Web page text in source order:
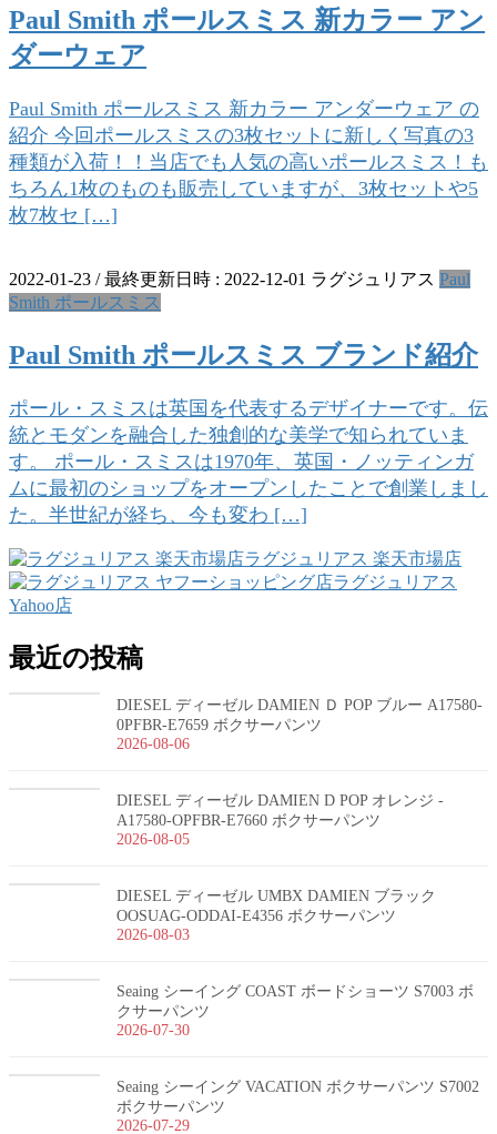
Paul Smith ポールスミス 新カラー アン
ダーウェア
Paul Smith ポールスミス 新カラー アンダーウェア の
紹介 今回ポールスミスの3枚セットに新しく写真の3
種類が入荷！！当店でも人気の高いポールスミス！も
ちろん1枚のものも販売していますが、3枚セットや5
枚7枚セ […]
2022-01-23 / 最終更新日時 : 2022-12-01 ラグジュリアス Paul
Smith ポールスミス
Paul Smith ポールスミス ブランド紹介
ポール・スミスは英国を代表するデザイナーです。伝
統とモダンを融合した独創的な美学で知られていま
す。 ポール・スミスは1970年、英国・ノッティンガ
ムに最初のショップをオープンしたことで創業しまし
た。半世紀が経ち、今も変わ […]
ラグジュリアス 楽天市場店
ラグジュリアス
Yahoo店
最近の投稿
DIESEL ディーゼル DAMIEN Ｄ POP ブルー A17580-
0PFBR-E7659 ボクサーパンツ
2026-08-06
DIESEL ディーゼル DAMIEN D POP オレンジ -
A17580-OPFBR-E7660 ボクサーパンツ
2026-08-05
DIESEL ディーゼル UMBX DAMIEN ブラック
OOSUAG-ODDAI-E4356 ボクサーパンツ
2026-08-03
Seaing シーイング COAST ボードショーツ S7003 ボ
クサーパンツ
2026-07-30
Seaing シーイング VACATION ボクサーパンツ S7002
ボクサーパンツ
2026-07-29